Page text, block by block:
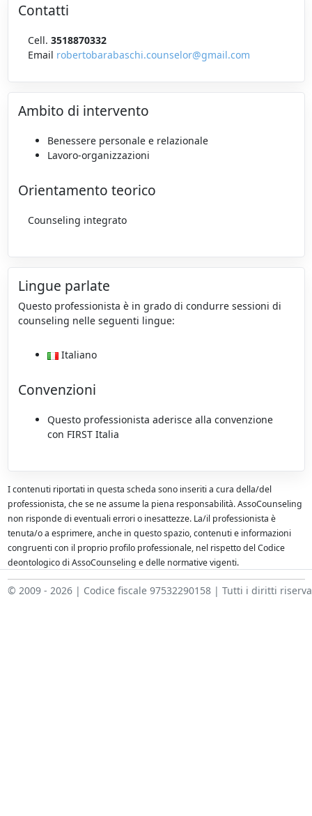
Contatti
Cell. 3518870332
Email robertobarabaschi.counselor@gmail.com
Ambito di intervento
Benessere personale e relazionale
Lavoro-organizzazioni
Orientamento teorico
Counseling integrato
Lingue parlate
Questo professionista è in grado di condurre sessioni di
counseling nelle seguenti lingue:
Italiano
Convenzioni
Questo professionista aderisce alla convenzione
con FIRST Italia
I contenuti riportati in questa scheda sono inseriti a cura della/del
professionista, che se ne assume la piena responsabilità. AssoCounseling
non risponde di eventuali errori o inesattezze. La/il professionista è
tenuta/o a esprimere, anche in questo spazio, contenuti e informazioni
congruenti con il proprio profilo professionale, nel rispetto del Codice
deontologico di AssoCounseling e delle normative vigenti.
© 2009 - 2026 | Codice fiscale 97532290158 | Tutti i diritti